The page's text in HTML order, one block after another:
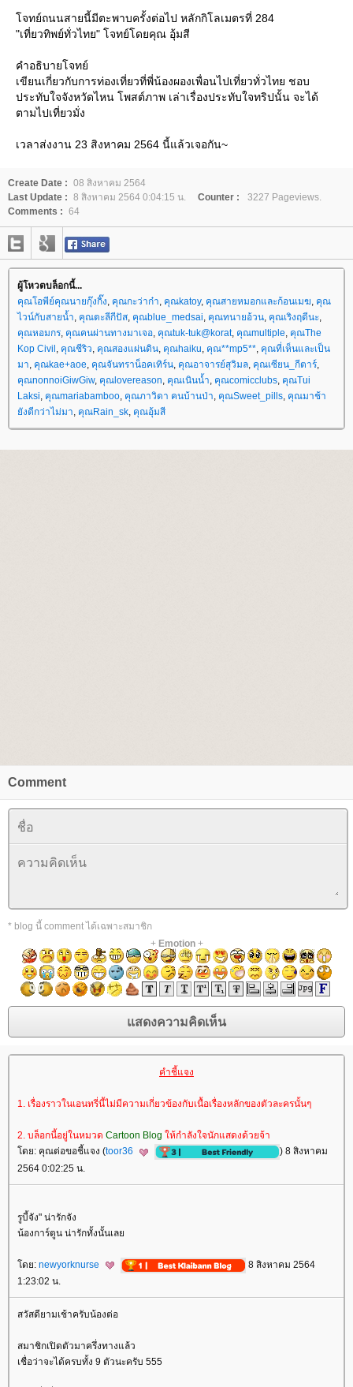
จทย์ถนนสายนี้มีตะพาบครั้งต่อไป หลักกิโลเมตรที่ 284
"เที่ยวทิพย์ทั่วไทย" โจทย์โดยคุณ อุ้มสี
คำอธิบายโจทย์
เขียนเกี่ยวกับการท่องเที่ยวที่พี่น้องผองเพื่อนไปเที่ยวทั่วไทย ชอบ
ประทับใจจังหวัดไหน โพสต์ภาพ เล่าเรื่องประทับใจทริปนั้น จะได้
ตามไปเที่ยวมั่ง
เวลาส่งงาน 23 สิงหาคม 2564 นี้แล้วเจอกัน~
Create Date : 08 สิงหาคม 2564
Last Update : 8 สิงหาคม 2564 0:04:15 น. Counter :
3227 Pageviews.
Comments : 64
ผู้โหวตบล็อกนี้...
คุณโอพีย์คุณนายกุ๊งกิ๊ง, คุณกะว่าก๋า, คุณkatoy, คุณสายหมอกและก้อนเมฆ, คุณ
ไวน์กับสายน้ำ, คุณตะลีกีปัส, คุณblue_medsai, คุณทนายอ้วน, คุณเริงฤดีนะ,
คุณหอมกร, คุณคนผ่านทางมาเจอ, คุณtuk-tuk@korat, คุณmultiple, คุณThe
Kop Civil , คุณชีริว, คุณสองแผ่นดิน, คุณhaiku, คุณ**mp5**, คุณที่เห็นและเป็น
มา, คุณkae+aoe, คุณจันทราน็อคเทิร์น, คุณอาจารย์สุวิมล, คุณเซียน_กีตาร์,
คุณnonnoiGiwGiw, คุณlovereason, คุณเนินน้ำ, คุณcomicclubs, คุณTui
Laksi, คุณmariabamboo, คุณภาวิดา คนบ้านป่า, คุณSweet_pills, คุณมาช้า
ังดีกว่าไม่มา, คุณRain_sk, คุณอุ้มสี
Comment
* blog นี้ comment ได้เฉพาะสมาชิก
+ Emotion+
คำชี้แจง
1. เรื่องราวในเอนทรี่นี้ไม่มีความเกี่ยวข้องกับเนื้อเรื่องหลักของตัวละครนั้นๆ
2. บล็อกนี้อยู่ในหมวด Cartoon Blog ห้กำลังใจนักแสดงด้วยจ้า
ดย: คุณต่อขอชี้แจง (toor36
) 8 สิงหาคม
2564 0:02:25 น.
รูบี้จัง" น่ารักจัง
น้องการ์ตูน น่ารักทั้งนั้นเล
ดย: newyorknurse
8 สิงหาคม 2564
1:23:02 น.
สวัสดียามเช้าครับน้องต่อ
สมาชิกเปิดตัวมาครึ่งทางแล้ว
เชื่อว่าจะได้ครบทั้ง 9 ตัวนะครับ 555